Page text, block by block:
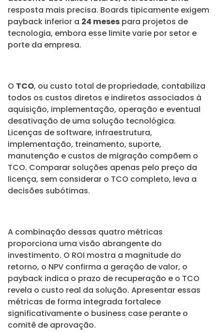
resposta mais precisa. Boards tipicamente exigem
payback inferior a 24 meses para projetos de
tecnologia, embora esse limite varie por setor e
porte da empresa.
O TCO, ou custo total de propriedade, contabiliza
todos os custos diretos e indiretos associados à
aquisição, implementação, operação e eventual
desativação de uma solução tecnológica.
Licenças de software, infraestrutura,
implementação, treinamento, suporte,
manutenção e custos de migração compõem o
TCO. Comparar soluções apenas pelo preço da
licença, sem considerar o TCO completo, leva a
decisões subótimas.
A combinação dessas quatro métricas
proporciona uma visão abrangente do
investimento. O ROI mostra a magnitude do
retorno, o NPV confirma a geração de valor, o
payback indica o prazo de recuperação e o TCO
revela o custo real da solução. Apresentar essas
métricas de forma integrada fortalece
significativamente o business case perante o
comitê de aprovação.